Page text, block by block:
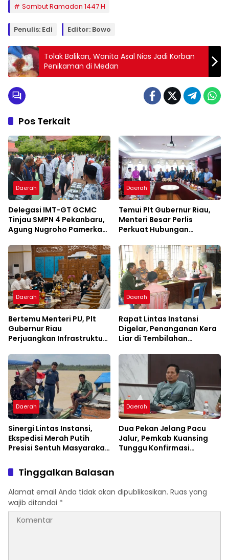
Sambut Ramadan 1447 H
Penulis: Edi Editor: Bowo
Tolak Balikan, Wanita Asal Nias Jadi Korban
Penikaman di Medan
Pos Terkait
Daerah
Delegasi IMT-GT GCMC
Tinjau SMPN 4 Pekanbaru,
Agung Nugroho Pamerkan
Daerah
Temui Plt Gubernur Riau,
Menteri Besar Perlis
Perkuat Hubungan
Daerah
Bertemu Menteri PU, Plt
Gubernur Riau
Perjuangkan Infrastruktur
Daerah
Rapat Lintas Instansi
Digelar, Penanganan Kera
Liar di Tembilahan
Daerah
Sinergi Lintas Instansi,
Ekspedisi Merah Putih
Presisi Sentuh Masyarakat
Daerah
Dua Pekan Jelang Pacu
Jalur, Pemkab Kuansing
Tunggu Konfirmasi
Tinggalkan Balasan
Alamat email Anda tidak akan dipublikasikan. Ruas yang
wajib ditandai *